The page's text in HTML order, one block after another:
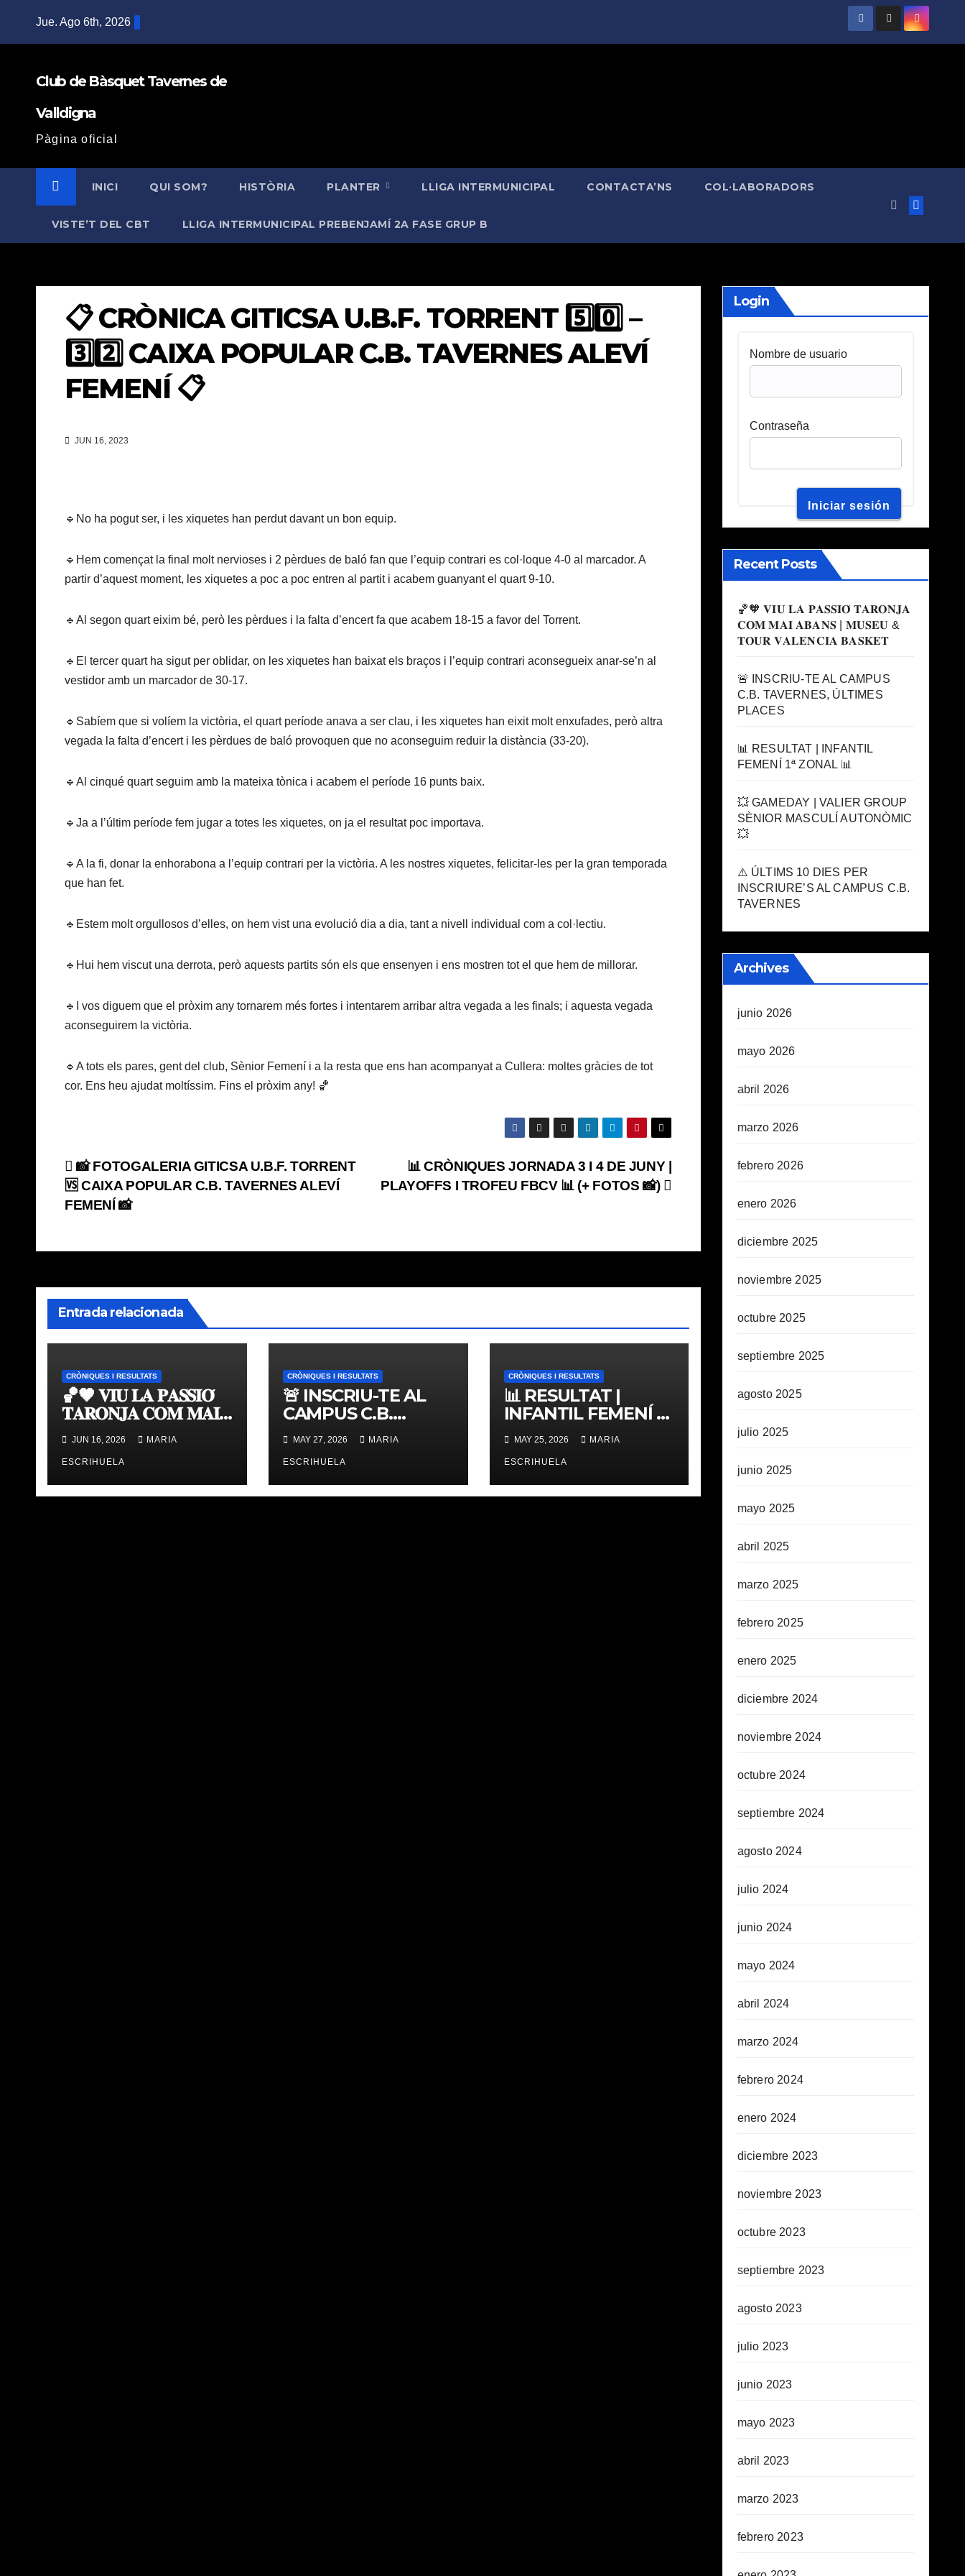
Jue. Ago 6th, 2026
Club de Bàsquet Tavernes de
Valldigna
Pàgina oficial
INICI QUI SOM? HISTÒRIA PLANTER LLIGA INTERMUNICIPAL CONTACTA’NS COL·LABORADORS
VISTE’T DEL CBT LLIGA INTERMUNICIPAL PREBENJAMÍ 2A FASE GRUP B
📋 CRÒNICA GITICSA U.B.F. TORRENT 5️⃣0️⃣ –
3️⃣2️⃣ CAIXA POPULAR C.B. TAVERNES ALEVÍ
FEMENÍ 📋
JUN 16, 2023
🔹No ha pogut ser, i les xiquetes han perdut davant un bon equip.
🔹Hem començat la final molt nervioses i 2 pèrdues de baló fan que l’equip contrari es col·loque 4-0 al marcador. A
partir d’aquest moment, les xiquetes a poc a poc entren al partit i acabem guanyant el quart 9-10.
🔹Al segon quart eixim bé, però les pèrdues i la falta d’encert fa que acabem 18-15 a favor del Torrent.
🔹El tercer quart ha sigut per oblidar, on les xiquetes han baixat els braços i l’equip contrari aconsegueix anar-se’n al
vestidor amb un marcador de 30-17.
🔹Sabíem que si volíem la victòria, el quart període anava a ser clau, i les xiquetes han eixit molt enxufades, però altra
vegada la falta d’encert i les pèrdues de baló provoquen que no aconseguim reduir la distància (33-20).
🔹Al cinqué quart seguim amb la mateixa tònica i acabem el període 16 punts baix.
🔹Ja a l’últim període fem jugar a totes les xiquetes, on ja el resultat poc importava.
🔹A la fi, donar la enhorabona a l’equip contrari per la victòria. A les nostres xiquetes, felicitar-les per la gran temporada
que han fet.
🔹Estem molt orgullosos d’elles, on hem vist una evolució dia a dia, tant a nivell individual com a col·lectiu.
🔹Hui hem viscut una derrota, però aquests partits són els que ensenyen i ens mostren tot el que hem de millorar.
🔹I vos diguem que el pròxim any tornarem més fortes i intentarem arribar altra vegada a les finals; i aquesta vegada
aconseguirem la victòria.
🔹A tots els pares, gent del club, Sènior Femení i a la resta que ens han acompanyat a Cullera: moltes gràcies de tot
cor. Ens heu ajudat moltíssim. Fins el pròxim any! 🏀
Navegación
de
📊 CRÒNIQUES JORNADA 3 I 4 DE JUNY |
PLAYOFFS I TROFEU FBCV 📊 (+ FOTOS 📸)
📸 FOTOGALERIA GITICSA U.B.F. TORRENT
🆚 CAIXA POPULAR C.B. TAVERNES ALEVÍ
FEMENÍ 📸
Entrada relacionada
CRÒNIQUES I RESULTATS
🏀🧡 𝐕𝐈𝐔 𝐋𝐀 𝐏𝐀𝐒𝐒𝐈𝐎́
𝐓𝐀𝐑𝐎𝐍𝐉𝐀 𝐂𝐎𝐌 𝐌𝐀𝐈
𝐀𝐁𝐀𝐍𝐒 | 𝐌𝐔𝐒𝐄𝐔 &
𝐓𝐎𝐔𝐑 𝐕𝐀𝐋𝐄𝐍𝐂𝐈𝐀
𝐁𝐀𝐒𝐊𝐄𝐓
JUN 16, 2026 MARIA
ESCRIHUELA
CRÒNIQUES I RESULTATS
🚨 INSCRIU-TE AL
CAMPUS C.B.
TAVERNES,
ÚLTIMES PLACES
MAY 27, 2026 MARIA
ESCRIHUELA
CRÒNIQUES I RESULTATS
📊 RESULTAT |
INFANTIL FEMENÍ 1ª
ZONAL 📊
MAY 25, 2026 MARIA
ESCRIHUELA
Login
Nombre de usuario
Contraseña
Recent Posts
🏀🧡 𝐕𝐈𝐔 𝐋𝐀 𝐏𝐀𝐒𝐒𝐈𝐎́ 𝐓𝐀𝐑𝐎𝐍𝐉𝐀
𝐂𝐎𝐌 𝐌𝐀𝐈 𝐀𝐁𝐀𝐍𝐒 | 𝐌𝐔𝐒𝐄𝐔 &
𝐓𝐎𝐔𝐑 𝐕𝐀𝐋𝐄𝐍𝐂𝐈𝐀 𝐁𝐀𝐒𝐊𝐄𝐓
🚨 INSCRIU-TE AL CAMPUS
C.B. TAVERNES, ÚLTIMES
PLACES
📊 RESULTAT | INFANTIL
FEMENÍ 1ª ZONAL 📊
💥 GAMEDAY | VALIER GROUP
SÈNIOR MASCULÍ AUTONÒMIC
💥
⚠️ ÚLTIMS 10 DIES PER
INSCRIURE’S AL CAMPUS C.B.
TAVERNES
Archives
junio 2026
mayo 2026
abril 2026
marzo 2026
febrero 2026
enero 2026
diciembre 2025
noviembre 2025
octubre 2025
septiembre 2025
agosto 2025
julio 2025
junio 2025
mayo 2025
abril 2025
marzo 2025
febrero 2025
enero 2025
diciembre 2024
noviembre 2024
octubre 2024
septiembre 2024
agosto 2024
julio 2024
junio 2024
mayo 2024
abril 2024
marzo 2024
febrero 2024
enero 2024
diciembre 2023
noviembre 2023
octubre 2023
septiembre 2023
agosto 2023
julio 2023
junio 2023
mayo 2023
abril 2023
marzo 2023
febrero 2023